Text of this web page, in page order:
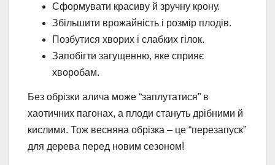
Сформувати красиву й зручну крону.
Збільшити врожайність і розмір плодів.
Позбутися хворих і слабких гілок.
Запобігти загущенню, яке сприяє
хворобам.
Без обрізки алича може “заплутатися” в
хаотичних пагонах, а плоди стануть дрібними й
кислими. Тож весняна обрізка – це “перезапуск”
для дерева перед новим сезоном!